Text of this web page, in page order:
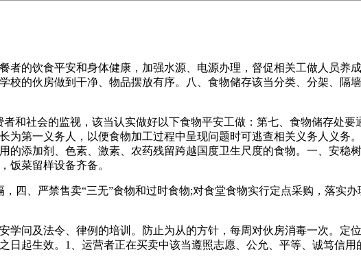
的饮食平安和身体健康，加强水源、电源办理，督促相关工做人员养
校的伙房做到干净、物品摆放有序。八、食物储存该当分类、分架、隔
社会的监视，该当认实做好以下食物平安工做：第七、食物储存处要
为第一义务人，以便食物加工过程中呈现问题时可逃查相关义务人义务
的添加剂、色素、激素、农药残留跨越国度卫生尺度的食物。一、安稳
饭菜留样设备齐备。
、严禁售卖“三无”食物和过时食物;对食堂食物实行定点采购，落实
问及法令、律例的培训。防止为从的方针，每周对伙房消毒一次。定
日起生效。1、运营者正在买卖中该当遵照志愿、公允、平等、诚笃信用